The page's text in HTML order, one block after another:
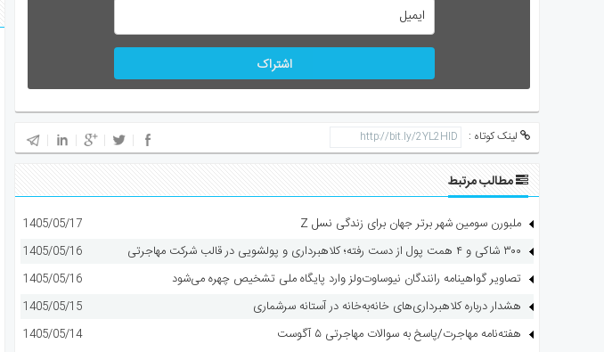
اشتراک
لینک کوتاه :
مطالب مرتبط
ملبورن سومین شهر برتر جهان برای زندگی نسل Z 1405/05/17
۳۰۰ شاکی و ۴ همت پول از دست رفته؛ کلاهبرداری و پولشویی در قالب شرکت مهاجرتی 1405/05/16
تصاویر گواهینامه رانندگان نیوساوت‌ولز وارد پایگاه ملی تشخیص چهره می‌شود 1405/05/16
هشدار درباره کلاهبرداری‌های خانه‌به‌خانه در آستانه سرشماری 1405/05/15
هفته‌نامه مهاجرت/پاسخ به سوالات مهاجرتی ۵ آگوست 1405/05/14